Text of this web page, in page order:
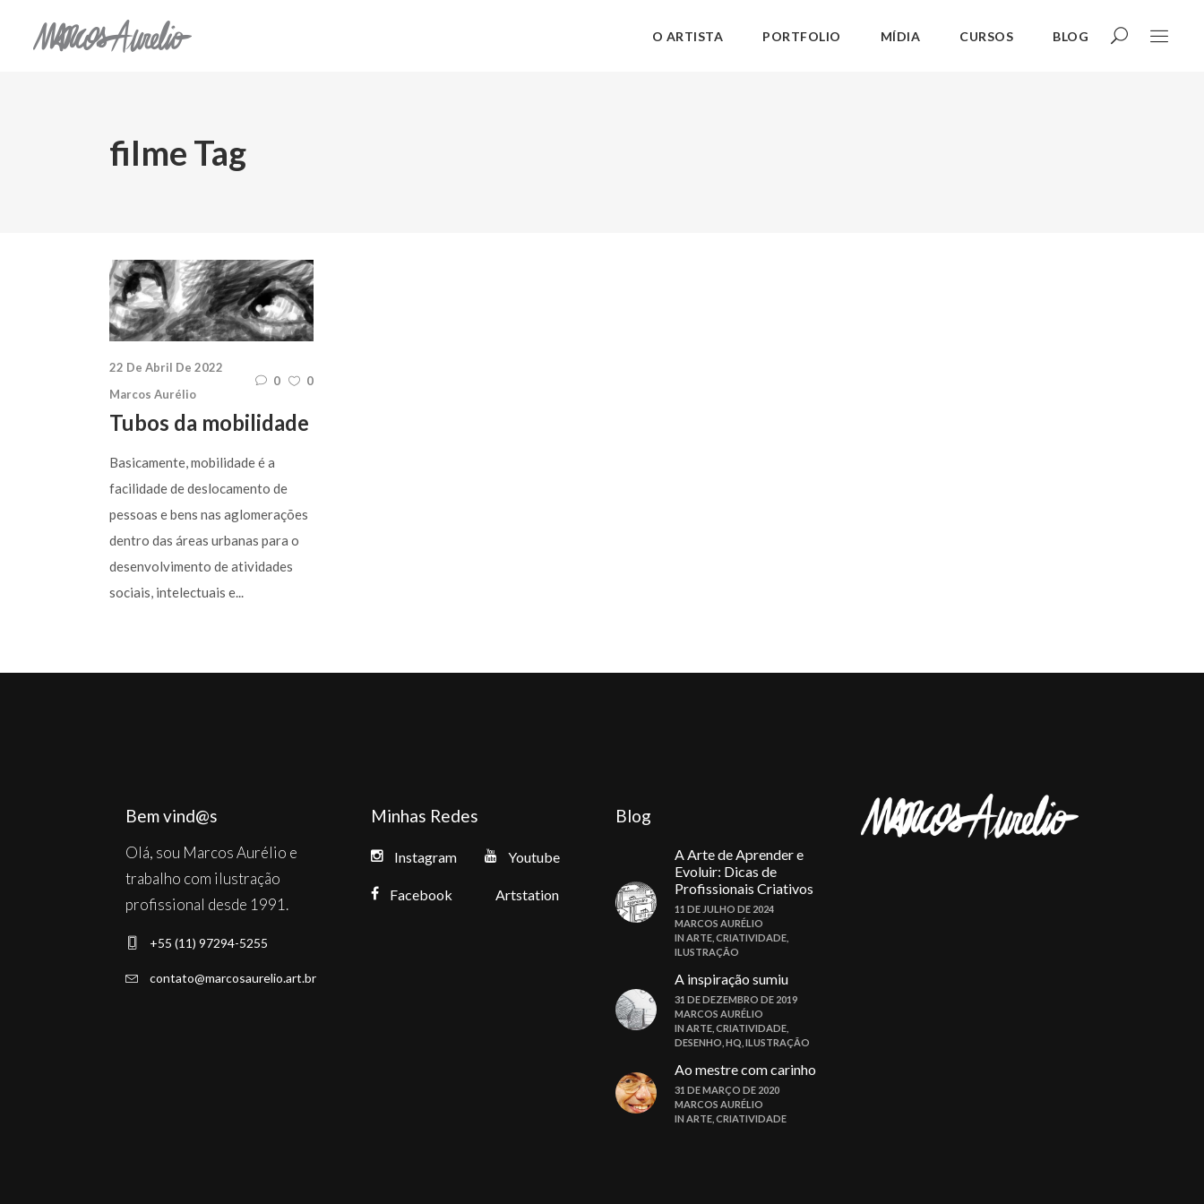
O ARTISTA PORTFOLIO MÍDIA CURSOS BLOG
filme Tag
22 De Abril De 2022
Marcos Aurélio
0 0
Tubos da mobilidade
Basicamente, mobilidade é a
facilidade de deslocamento de
pessoas e bens nas aglomerações
dentro das áreas urbanas para o
desenvolvimento de atividades
sociais, intelectuais e...
Bem vind@s
Olá, sou Marcos Aurélio e
trabalho com ilustração
profissional desde 1991.
+55 (11) 97294-5255
contato@marcosaurelio.art.br
Minhas Redes
Instagram
Facebook
Youtube
Artstation
Blog
A Arte de Aprender e
Evoluir: Dicas de
Profissionais Criativos
11 DE JULHO DE 2024
MARCOS AURÉLIO
IN ARTE CRIATIVIDADE
ILUSTRAÇÃO
A inspiração sumiu
31 DE DEZEMBRO DE 2019
MARCOS AURÉLIO
IN ARTE CRIATIVIDADE
DESENHO HQ ILUSTRAÇÃO
Ao mestre com carinho
31 DE MARÇO DE 2020
MARCOS AURÉLIO
IN ARTE CRIATIVIDADE